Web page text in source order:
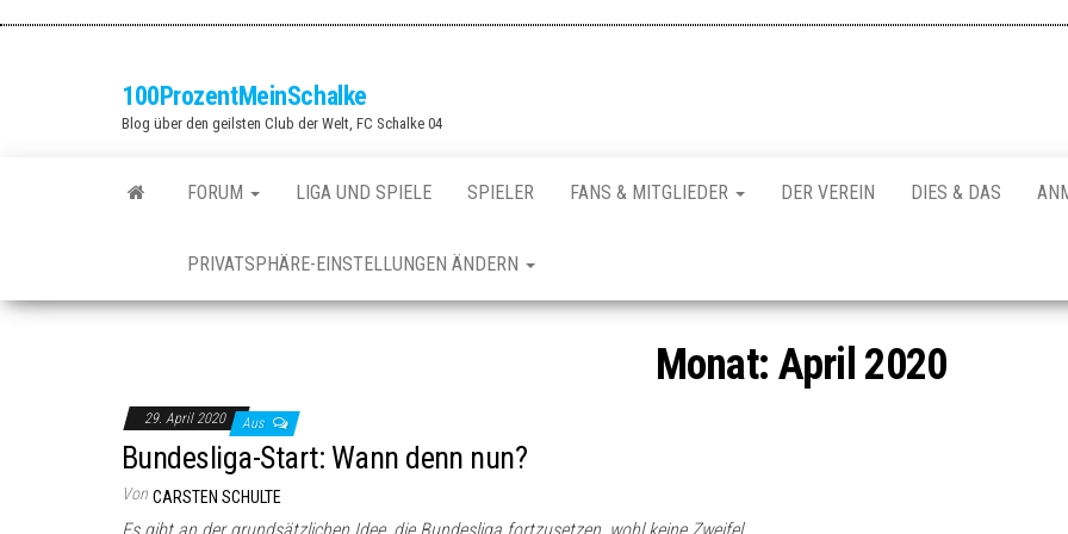
100ProzentMeinSchalke
Blog über den geilsten Club der Welt, FC Schalke 04
FORUM LIGA UND SPIELE SPIELER FANS & MITGLIEDER DER VEREIN DIES & DAS
PRIVATSPHÄRE-EINSTELLUNGEN ÄNDERN
Monat: April 2020
29. April 2020 Aus
Bundesliga-Start: Wann denn nun?
Von CARSTEN SCHULTE